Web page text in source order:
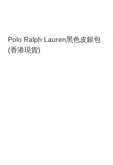
Polo Ralph Lauren黑色皮銀包
(香港現貨)